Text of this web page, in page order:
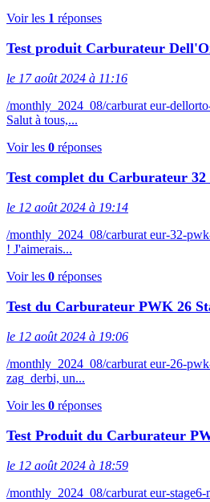
Voir les 1 réponses
Test produit Carburateur
le 17 août 2024 à 11:16
/monthly_2024_08/carburat eur-
Salut à tous,...
Voir les 0 réponses
Test complet du Carburateur
le 12 août 2024 à 19:14
/monthly_2024_08/carburat eur-32-
! J'aimerais...
Voir les 0 réponses
Test du Carburateur PWK 26
le 12 août 2024 à 19:06
/monthly_2024_08/carburat eur-26-
zag_derbi, un...
Voir les 0 réponses
Test Produit du Carburateur
le 12 août 2024 à 18:59
/monthly_2024_08/carburat eur-